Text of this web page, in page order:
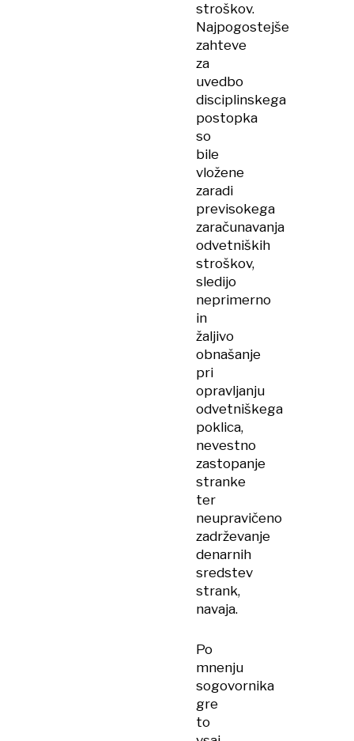
stroškov.
Najpogostejše
zahteve
za
uvedbo
disciplinskega
postopka
so
bile
vložene
zaradi
previsokega
zaračunavanja
odvetniških
stroškov,
sledijo
neprimerno
in
žaljivo
obnašanje
pri
opravljanju
odvetniškega
poklica,
nevestno
zastopanje
stranke
ter
neupravičeno
zadrževanje
denarnih
sredstev
strank,
navaja.
Po
mnenju
sogovornika
gre
to